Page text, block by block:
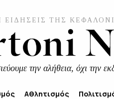
ΕΙΔΗΣΕΙΣ ΤΗΣ
την αλήθεια, όχι την
Αθλητισμός